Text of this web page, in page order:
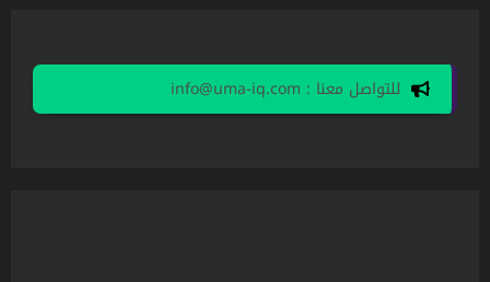
للتواصل معنا : info@uma-iq.com